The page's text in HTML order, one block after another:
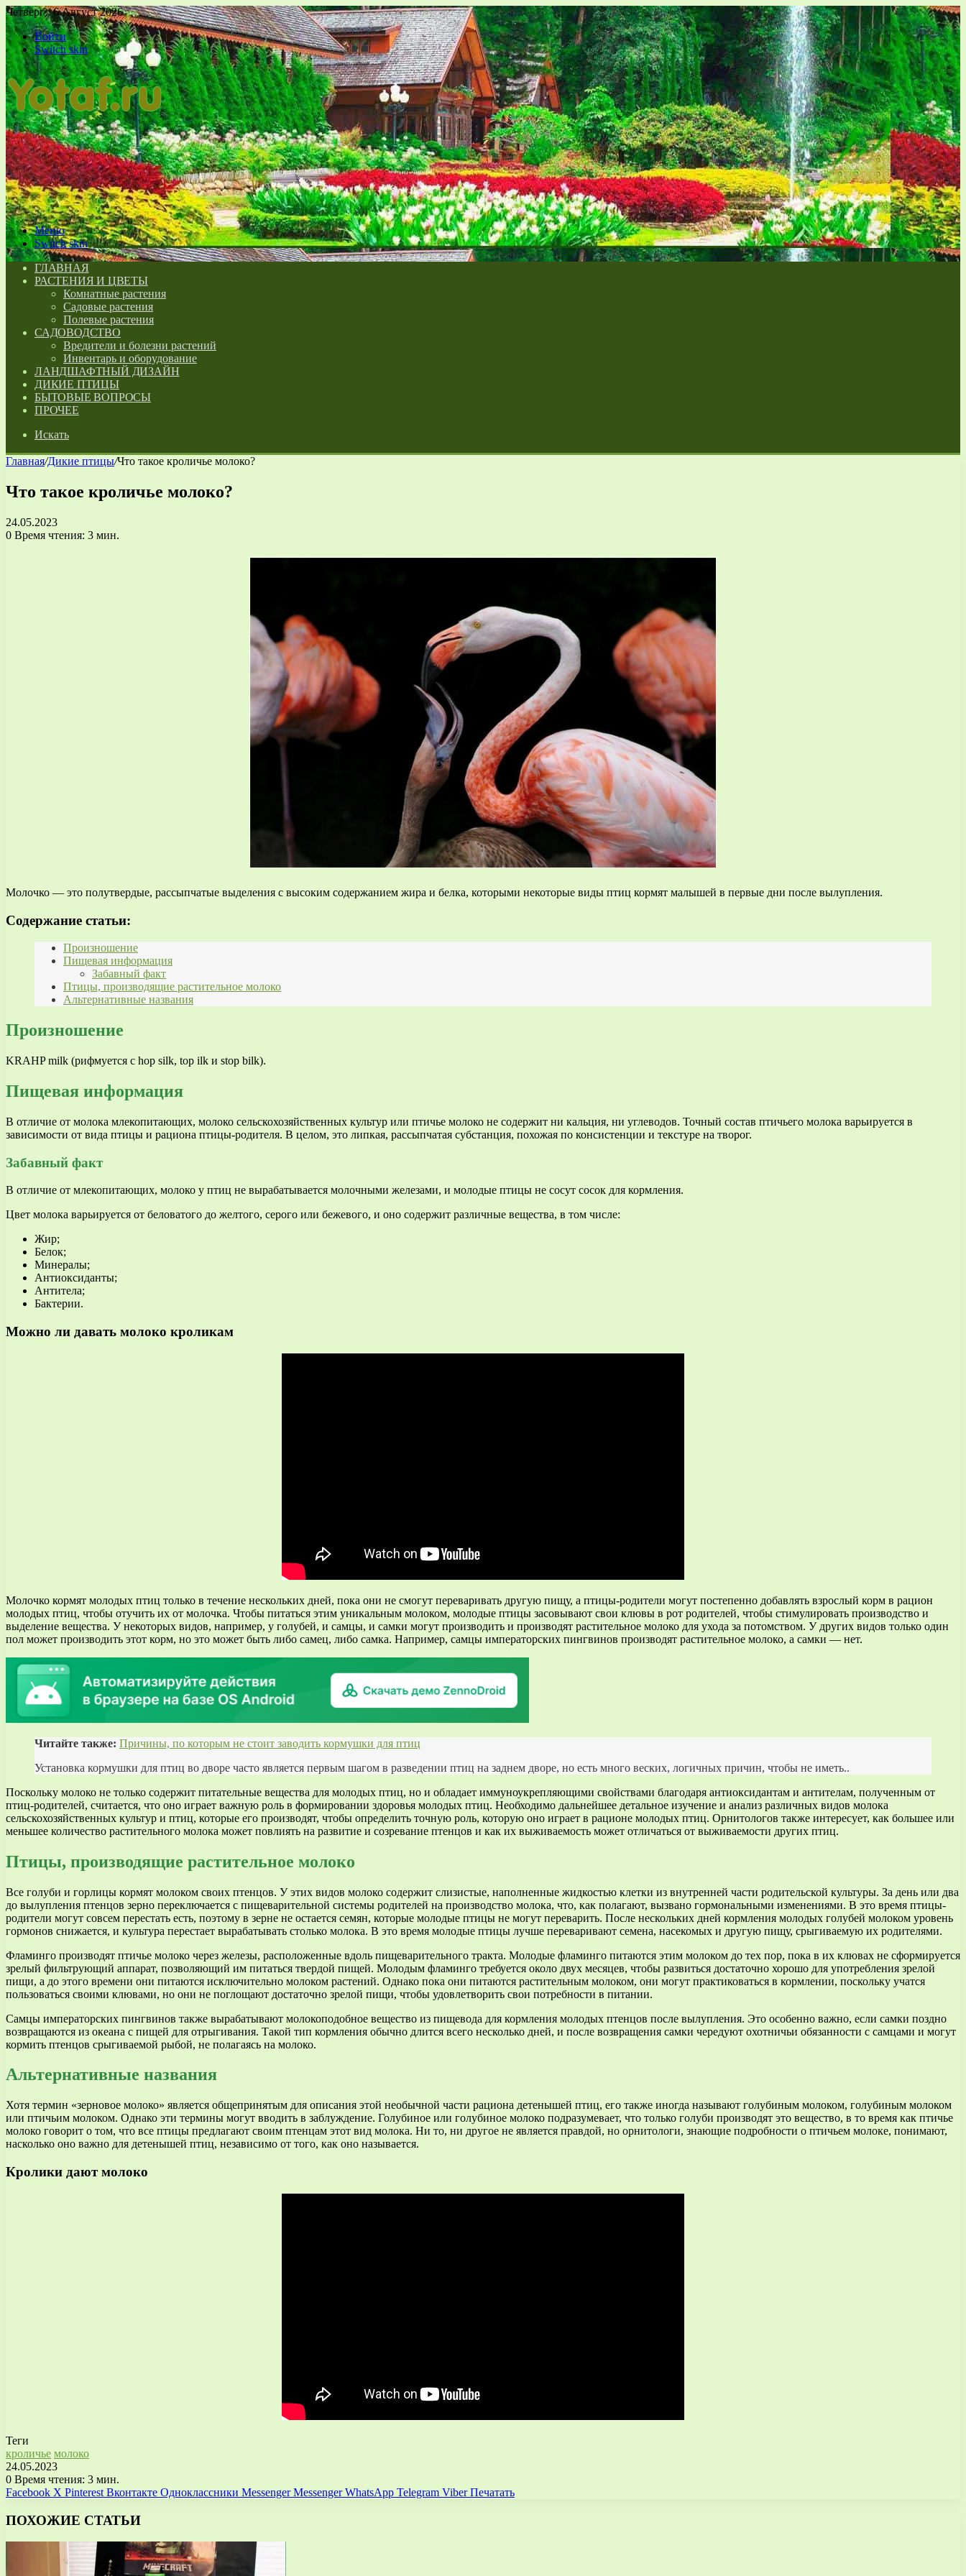
Четверг , 6 Август 2026
Войти
Switch skin
Меню
Switch skin
ГЛАВНАЯ
РАСТЕНИЯ И ЦВЕТЫ
Комнатные растения
Садовые растения
Полевые растения
САДОВОДСТВО
Вредители и болезни растений
Инвентарь и оборудование
ЛАНДШАФТНЫЙ ДИЗАЙН
ДИКИЕ ПТИЦЫ
БЫТОВЫЕ ВОПРОСЫ
ПРОЧЕЕ
Искать
Главная/Дикие птицы/Что такое кроличье молоко?
Что такое кроличье молоко?
24.05.2023
0 Время чтения: 3 мин.
Молочко — это полутвердые, рассыпчатые выделения с высоким содержанием жира и белка, которыми некоторые виды птиц кормят малышей в первые дни после вылупления.
Содержание статьи:
Произношение
Пищевая информация
Забавный факт
Птицы, производящие растительное молоко
Альтернативные названия
Произношение
KRAHP milk (рифмуется с hop silk, top ilk и stop bilk).
Пищевая информация
В отличие от молока млекопитающих, молоко сельскохозяйственных культур или птичье молоко не содержит ни кальция, ни углеводов. Точный состав птичьего молока варьируется в
зависимости от вида птицы и рациона птицы-родителя. В целом, это липкая, рассыпчатая субстанция, похожая по консистенции и текстуре на творог.
Забавный факт
В отличие от млекопитающих, молоко у птиц не вырабатывается молочными железами, и молодые птицы не сосут сосок для кормления.
Цвет молока варьируется от беловатого до желтого, серого или бежевого, и оно содержит различные вещества, в том числе:
Жир;
Белок;
Минералы;
Антиоксиданты;
Антитела;
Бактерии.
Можно ли давать молоко кроликам
Молочко кормят молодых птиц только в течение нескольких дней, пока они не смогут переваривать другую пищу, а птицы-родители могут постепенно добавлять взрослый корм в рацион
молодых птиц, чтобы отучить их от молочка. Чтобы питаться этим уникальным молоком, молодые птицы засовывают свои клювы в рот родителей, чтобы стимулировать производство и
выделение вещества. У некоторых видов, например, у голубей, и самцы, и самки могут производить и производят растительное молоко для ухода за потомством. У других видов только один
пол может производить этот корм, но это может быть либо самец, либо самка. Например, самцы императорских пингвинов производят растительное молоко, а самки — нет.
Читайте также: Причины, по которым не стоит заводить кормушки для птиц
Установка кормушки для птиц во дворе часто является первым шагом в разведении птиц на заднем дворе, но есть много веских, логичных причин, чтобы не иметь..
Поскольку молоко не только содержит питательные вещества для молодых птиц, но и обладает иммуноукрепляющими свойствами благодаря антиоксидантам и антителам, полученным от
птиц-родителей, считается, что оно играет важную роль в формировании здоровья молодых птиц. Необходимо дальнейшее детальное изучение и анализ различных видов молока
сельскохозяйственных культур и птиц, которые его производят, чтобы определить точную роль, которую оно играет в рационе молодых птиц. Орнитологов также интересует, как большее или
меньшее количество растительного молока может повлиять на развитие и созревание птенцов и как их выживаемость может отличаться от выживаемости других птиц.
Птицы, производящие растительное молоко
Все голуби и горлицы кормят молоком своих птенцов. У этих видов молоко содержит слизистые, наполненные жидкостью клетки из внутренней части родительской культуры. За день или два
до вылупления птенцов зерно переключается с пищеварительной системы родителей на производство молока, что, как полагают, вызвано гормональными изменениями. В это время птицы-
родители могут совсем перестать есть, поэтому в зерне не остается семян, которые молодые птицы не могут переварить. После нескольких дней кормления молодых голубей молоком уровень
гормонов снижается, и культура перестает вырабатывать столько молока. В это время молодые птицы лучше переваривают семена, насекомых и другую пищу, срыгиваемую их родителями.
Фламинго производят птичье молоко через железы, расположенные вдоль пищеварительного тракта. Молодые фламинго питаются этим молоком до тех пор, пока в их клювах не сформируется
зрелый фильтрующий аппарат, позволяющий им питаться твердой пищей. Молодым фламинго требуется около двух месяцев, чтобы развиться достаточно хорошо для употребления зрелой
пищи, а до этого времени они питаются исключительно молоком растений. Однако пока они питаются растительным молоком, они могут практиковаться в кормлении, поскольку учатся
пользоваться своими клювами, но они не поглощают достаточно зрелой пищи, чтобы удовлетворить свои потребности в питании.
Самцы императорских пингвинов также вырабатывают молокоподобное вещество из пищевода для кормления молодых птенцов после вылупления. Это особенно важно, если самки поздно
возвращаются из океана с пищей для отрыгивания. Такой тип кормления обычно длится всего несколько дней, и после возвращения самки чередуют охотничьи обязанности с самцами и могут
кормить птенцов срыгиваемой рыбой, не полагаясь на молоко.
Альтернативные названия
Хотя термин «зерновое молоко» является общепринятым для описания этой необычной части рациона детенышей птиц, его также иногда называют голубиным молоком, голубиным молоком
или птичьим молоком. Однако эти термины могут вводить в заблуждение. Голубиное или голубиное молоко подразумевает, что только голуби производят это вещество, в то время как птичье
молоко говорит о том, что все птицы предлагают своим птенцам этот вид молока. Ни то, ни другое не является правдой, но орнитологи, знающие подробности о птичьем молоке, понимают,
насколько оно важно для детенышей птиц, независимо от того, как оно называется.
Кролики дают молоко
Теги
кроличье молоко
24.05.2023
0 Время чтения: 3 мин.
Facebook X Pinterest Вконтакте Одноклассники Messenger Messenger WhatsApp Telegram Viber Печатать
ПОХОЖИЕ СТАТЬИ